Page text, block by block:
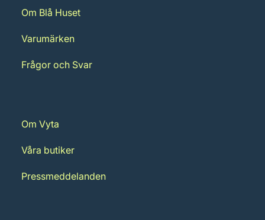
Om Blå Huset
Varumärken
Frågor och Svar
Om Vyta
Våra butiker
Pressmeddelanden